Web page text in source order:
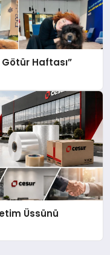
Haftası”
Üssünü